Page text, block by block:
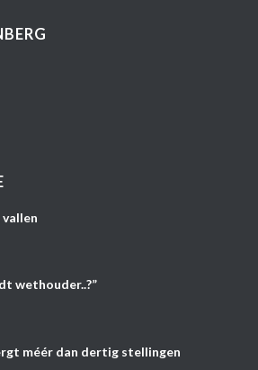
vallen
wethouder..?”
méér dan dertig stellingen